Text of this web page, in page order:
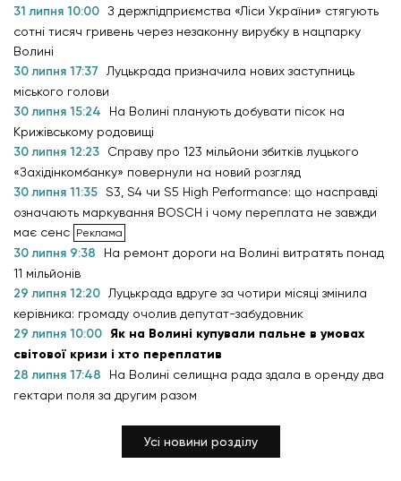
31 липня 10:00 З держпідприємства «Ліси України» стягують
сотні тисяч гривень через незаконну вирубку в нацпарку
Волині
30 липня 17:37
Луцькрада призначила нових заступниць
міського голови
30 липня 15:24
На Волині планують добувати пісок на
Крижівському родовищі
30 липня 12:23
Справу про 123 мільйони збитків луцького
«Західінкомбанку» повернули на новий розгляд
30 липня 11:35 S3, S4 чи S5 High Performance: що насправді
означають маркування BOSCH і чому переплата не завжди
має сенс
30 липня 9:38
На ремонт дороги на Волині витратять понад
11 мільйонів
29 липня 12:20 Луцькрада вдруге за чотири місяці змінила
керівника: громаду очолив депутат-забудовник
29 липня 10:00 Як на Волині купували пальне в умовах
світової кризи і хто переплатив
28 липня 17:48
На Волині селищна рада здала в оренду два
гектари поля за другим разом
Усі новини розділу